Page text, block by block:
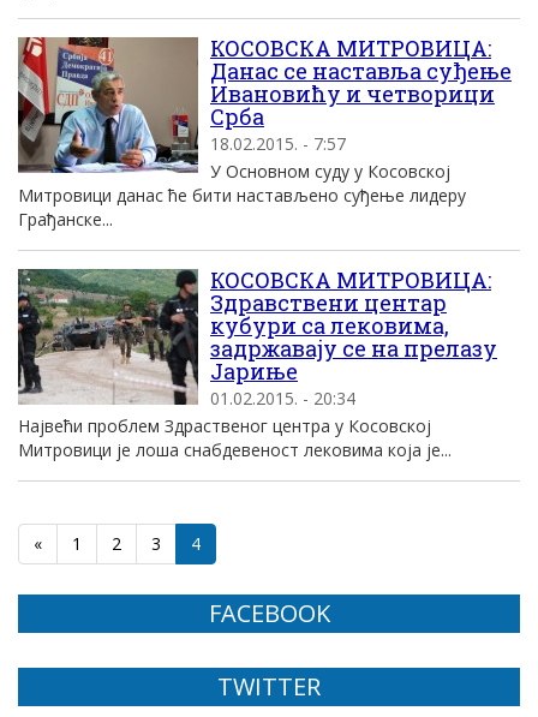
КОСОВСКА МИТРОВИЦА:
Данас се наставља суђење
Ивановићу и четворици
Срба
18.02.2015. - 7:57
У Основном суду у Косовској
Митровици данас ће бити настављено суђење лидеру
Грађанске...
КОСОВСКА МИТРОВИЦА:
Здравствени центар
кубури са лековима,
задржавају се на прелазу
Јариње
01.02.2015. - 20:34
Највећи проблем Здраственог центра у Косовској
Митровици је лоша снабдевеност лековима која је...
« 1 2 3 4
FACEBOOK
TWITTER